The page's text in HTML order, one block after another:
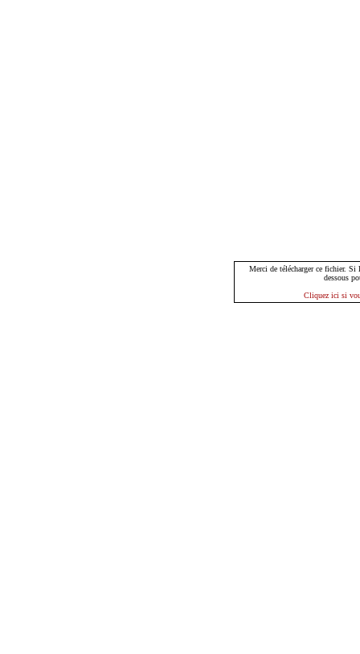
Merci de télécharger ce fichier. Si
dessous
Cliquez ici si